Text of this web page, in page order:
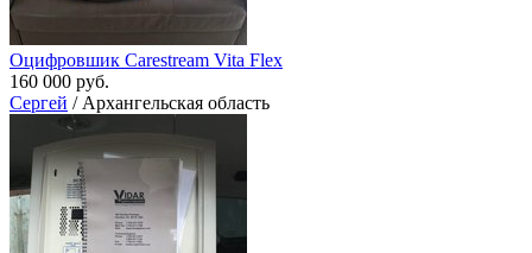
Оцифровшик Carestream Vita Flex
160 000 руб.
Сергей / Архангельская область